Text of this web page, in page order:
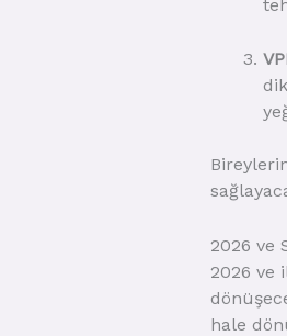
2026 ve
2026 ve
hale